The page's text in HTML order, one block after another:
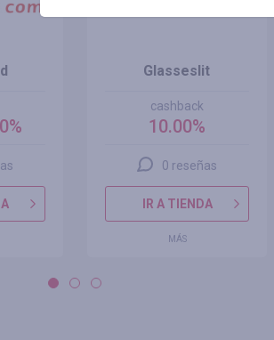
Glasseslit
cashback
10.00%
0 reseñas
IR A TIENDA
MÁS